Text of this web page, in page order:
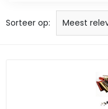
Sorteer op: prijs: laag
prijs: Hoog
Fabricant
Meest